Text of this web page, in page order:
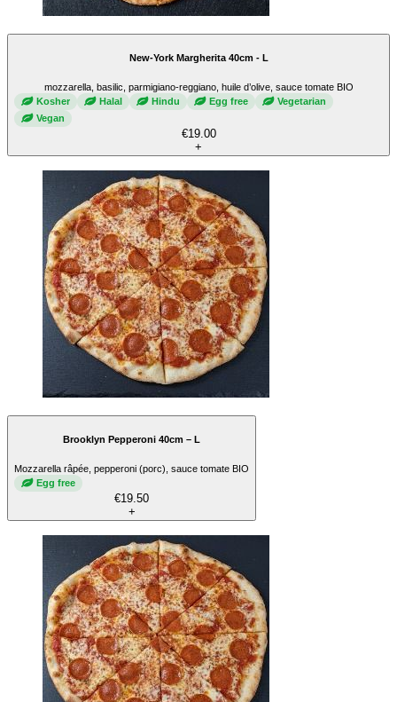
New-York Margherita 40cm - L
mozzarella, basilic, parmigiano-reggiano, huile d’olive, sauce tomate BIO
Kosher
Halal Hindu Egg free
Vegetarian
Vegan
€19.00
+
Brooklyn Pepperoni 40cm – L
Mozzarella râpée, pepperoni (porc), sauce tomate BIO
Egg free
€19.50
+